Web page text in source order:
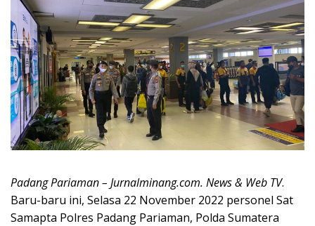
Padang Pariaman – Jurnalminang.com. News & Web TV.
Baru-baru ini, Selasa 22 November 2022 personel Sat
Samapta Polres Padang Pariaman, Polda Sumatera